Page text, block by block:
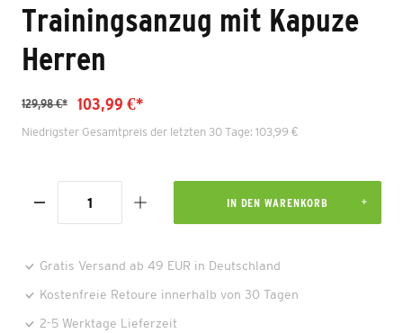
Trainingsanzug mit Kapuze
Herren
129,98 €* 103,99 €*
Niedrigster Gesamtpreis der letzten 30 Tage: 103,99 €
IN DEN WARENKORB
Gratis Versand ab 49 EUR in Deutschland
Kostenfreie Retoure innerhalb von 30 Tagen
2-5 Werktage Lieferzeit